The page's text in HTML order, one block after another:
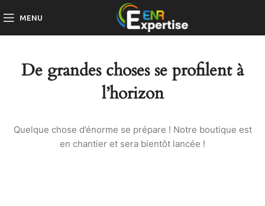
MENU
De grandes choses se profilent à
l’horizon
Quelque chose d’énorme se prépare ! Notre boutique est
en chantier et sera bientôt lancée !